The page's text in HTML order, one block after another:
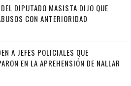
DIPUTADO MASISTA DIJO QUE
CON ANTERIORIDAD
A JEFES POLICIALES QUE
EN LA APREHENSIÓN DE NALLAR